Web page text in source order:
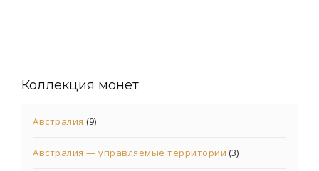
Коллекция монет
Австралия (9)
Австралия — управляемые территории (3)